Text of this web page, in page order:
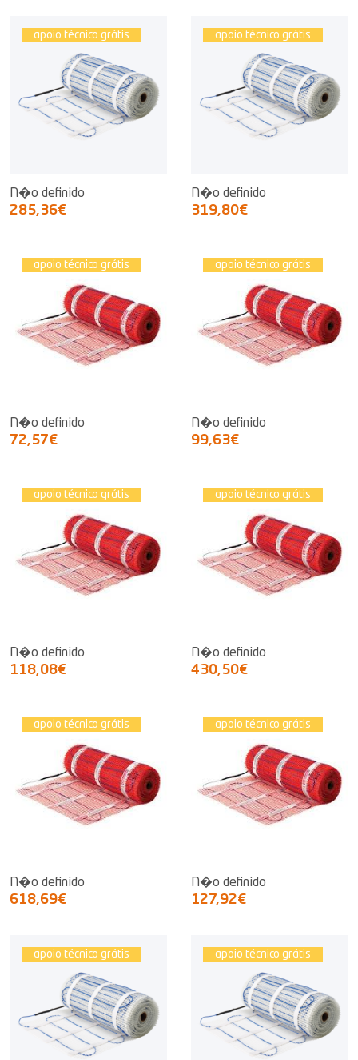
apoio técnico grátis
N�o definido
285,36€
apoio técnico grátis
N�o definido
319,80€
apoio técnico grátis
N�o definido
72,57€
apoio técnico grátis
N�o definido
99,63€
apoio técnico grátis
N�o definido
118,08€
apoio técnico grátis
N�o definido
430,50€
apoio técnico grátis
N�o definido
618,69€
apoio técnico grátis
N�o definido
127,92€
apoio técnico grátis apoio técnico grátis